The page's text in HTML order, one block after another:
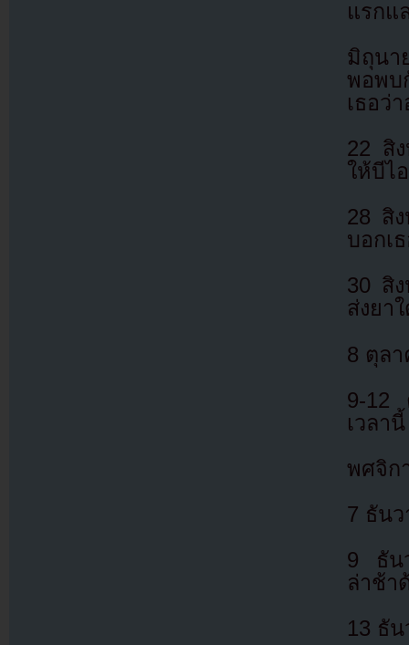
แรกแ
มิถุนา
พอพบ
เธอว่
22 สิ
ให้บีไ
28 สิ
บอกเ
30 สิ
ส่งยา
8 ตุล
9-12
เวลานี้
พศจิก
7 ธัน
9 ธัน
ล่าช้า
13 ธัน